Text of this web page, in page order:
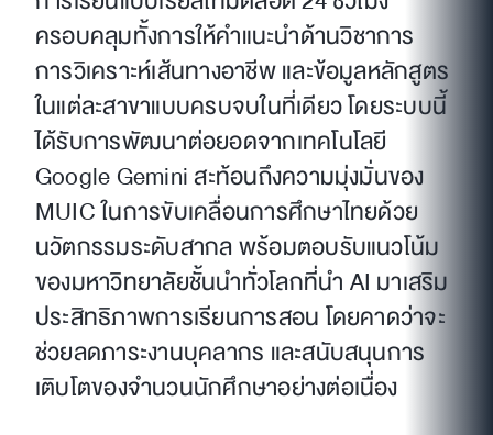
ครอบคลุมทั้งการให้คำแนะนำด้านวิชาการ
การวิเคราะห์เส้นทางอาชีพ และข้อมูลหลักสูตร
ในแต่ละสาขาแบบครบจบในที่เดียว โดยระบบนี้
ได้รับการพัฒนาต่อยอดจากเทคโนโลยี
Google Gemini สะท้อนถึงความมุ่งมั่นของ
MUIC ในการขับเคลื่อนการศึกษาไทยด้วย
นวัตกรรมระดับสากล พร้อมตอบรับแนวโน้ม
ของมหาวิทยาลัยชั้นนำทั่วโลกที่นำ AI มาเสริม
ประสิทธิภาพการเรียนการสอน โดยคาดว่าจะ
ช่วยลดภาระงานบุคลากร และสนับสนุนการ
เติบโตของจำนวนนักศึกษาอย่างต่อเนื่อง